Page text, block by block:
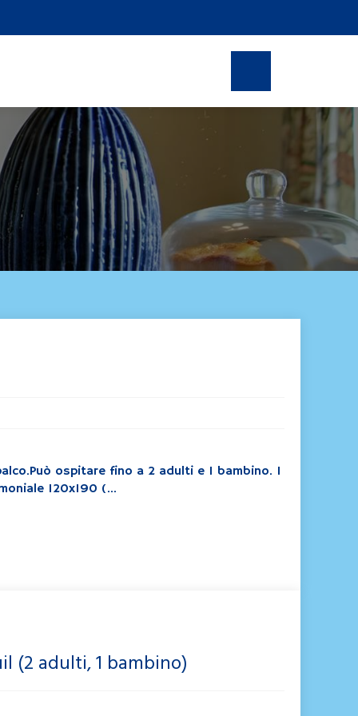
Prenotazioni online
ospitare fino a 2 adulti e 1 bambino. 1
120x190 (...
(2 adulti, 1 bambino)